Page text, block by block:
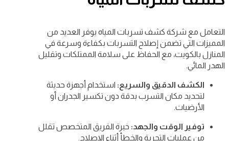
التعامل مع شركة كشف تسربات المياه يوفر العديد من
المميزات التي تضمن إصلاح التسربات بكفاءة وسرعة في
المنازل بالكويت، مع الحفاظ على سلامة الممتلكات وتقليل
الهدر المائي.
الكشف الدقيق والسريع: استخدام أجهزة حديثة
لتحديد مكان التسرب بدقة دون تكسير الجدران أو
الأرضيات.
توفير الوقت والجهد: خبرة الفريق المتخصص تقلل
من عمليات التجربة والخطأ أثناء الإصلاح.